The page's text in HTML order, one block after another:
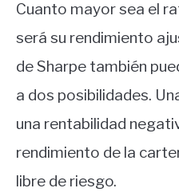
Cuanto mayor sea el
será su rendimiento
de Sharpe también
a dos posibilidades.
una rentabilidad
rendimiento de la
libre de riesgo.